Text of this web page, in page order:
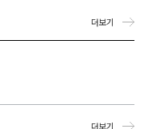
더보기
더보기